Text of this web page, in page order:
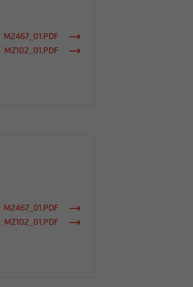
M2467_01.PDF
MZ102_01.PDF
M2467_01.PDF
MZ102_01.PDF